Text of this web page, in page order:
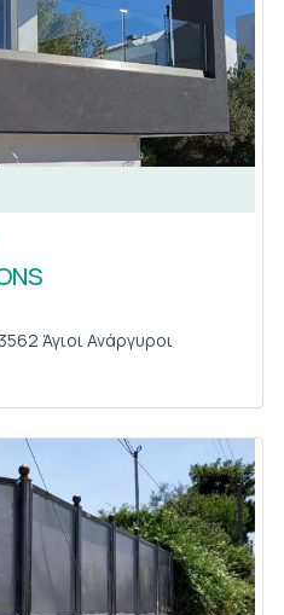
Άγιοι Ανάργυροι